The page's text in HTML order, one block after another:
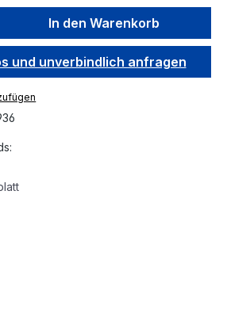
In den Warenkorb
und unverbindlich anfragen